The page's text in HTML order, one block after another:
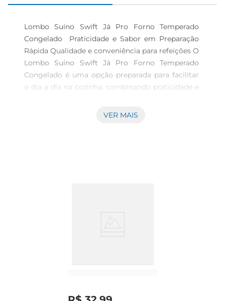
Lombo Suíno Swift Já Pro Forno Temperado
Congelado  Praticidade e Sabor em Preparação
Rápida Qualidade e conveniência para refeições O
Lombo Suíno Swift Já Pro Forno Temperado
Congelado é uma opção preparada para facilitar
o dia a dia na cozinha, combinando praticidade e
e sem complicações, ele chega pronto para ir
armazenamento com facilidade. Pode ser servido
VER MAIS